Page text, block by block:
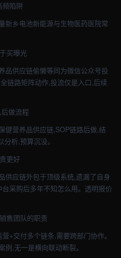
频陷阱
新乡电池新能源与生物医药医院常
买曝光
品供应链偷懒等同为微信公众号投
链路矩阵动作,投流仅是入口,后续
做流程
健营养品供应链,SOP链路后做,结
析,预算沉没。
更好
供应链外包于顶级系统,遗漏了自身
采购后多年不知怎么用。透明报价
售团队的职责
+交付多个链条,需要跨部门协作。
,无一是横向联动断裂。